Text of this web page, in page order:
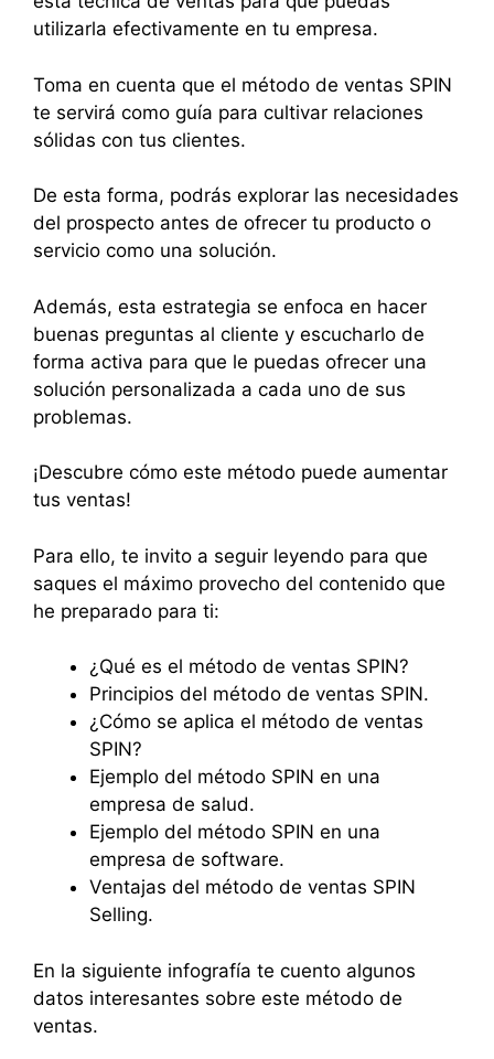
utilizarla efectivamente en tu empresa.
Toma en cuenta que el método de ventas SPIN
te servirá como guía para cultivar relaciones
sólidas con tus clientes.
De esta forma, podrás explorar las necesidades
del prospecto antes de ofrecer tu producto o
servicio como una solución.
Además, esta estrategia se enfoca en hacer
buenas preguntas al cliente y escucharlo de
forma activa para que le puedas ofrecer una
solución personalizada a cada uno de sus
problemas.
¡Descubre cómo este método puede aumentar
tus ventas!
Para ello, te invito a seguir leyendo para que
saques el máximo provecho del contenido que
he preparado para ti:
¿Qué es el método de ventas SPIN?
Principios del método de ventas SPIN.
¿Cómo se aplica el método de ventas
SPIN?
Ejemplo del método SPIN en una
empresa de salud.
Ejemplo del método SPIN en una
empresa de software.
Ventajas del método de ventas SPIN
Selling.
En la siguiente infografía te cuento algunos
datos interesantes sobre este método de
ventas.